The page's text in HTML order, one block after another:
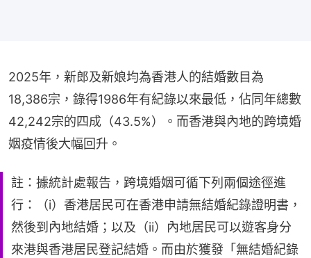
2025年，新郎及新娘均為香港人的結婚數目為
18,386宗，錄得1986年有紀錄以來最低，佔同年總數
42,242宗的四成（43.5%）。而香港與內地的跨境婚
姻疫情後大幅回升。
註：據統計處報告，跨境婚姻可循下列兩個途徑進
行：（i）香港居民可在香港申請無結婚紀錄證明書，
然後到內地結婚；以及（ii）內地居民可以遊客身分
來港與香港居民登記結婚。而由於獲發「無結婚紀錄